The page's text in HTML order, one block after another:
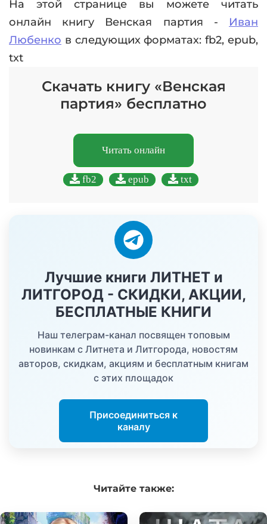
На этой странице вы можете читать
онлайн книгу Венская партия - Иван
Любенко в следующих форматах: fb2, epub,
txt
Скачать книгу «Венская
партия» бесплатно
Читать онлайн
fb2 epub txt
Лучшие книги ЛИТНЕТ и
ЛИТГОРОД - СКИДКИ, АКЦИИ,
БЕСПЛАТНЫЕ КНИГИ
Наш телеграм-канал посвящен топовым
новинкам с Литнета и Литгорода, новостям
авторов, скидкам, акциям и бесплатным книгам
с этих площадок
Присоединиться к
каналу
Читайтетакже: